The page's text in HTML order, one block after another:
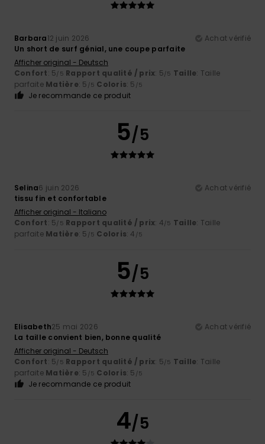
Barbara12 juin 2026
Achat vérifié
Un short de surf génial, une coupe parfaite
Afficher original - Deutsch
Confort: 5/5 Rapport qualité / prix: 5/5 Taille: Taille
parfaite Matière: 5 /5 Coloris: 5 /5
Je recommande ce produit
5/5
Selina6 juin 2026
Achat vérifié
tissu fin et confortable
Afficher original - Italiano
Confort: 5/5 Rapport qualité / prix: 4/5 Taille: Taille
parfaite Matière: 5 /5 Coloris: 4 /5
5/5
Elisabeth25 mai 2026
Achat vérifié
La taille convient bien, bonne qualité
Afficher original - Deutsch
Confort: 5/5 Rapport qualité / prix: 5/5 Taille: Taille
parfaite Matière: 5 /5 Coloris: 5 /5
Je recommande ce produit
4/5